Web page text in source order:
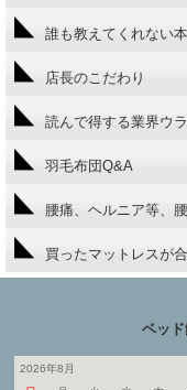
誰も教えてくれない
店長のこだわり
読んで得する業界ウ
羽毛布団Q&A
腰痛、ヘルニア等、
買ったマットレスが
ベッ
2026年8月